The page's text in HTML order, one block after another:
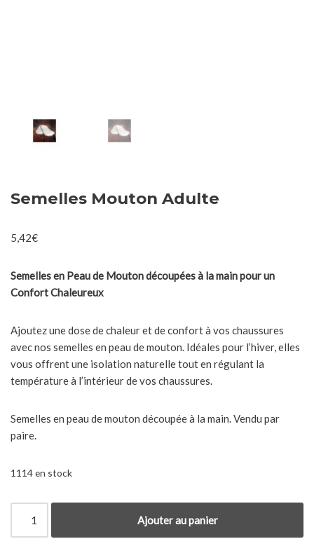
Semelles Mouton Adulte
5,42€
Semelles en Peau de Mouton découpées à la main pour un
Confort Chaleureux
Ajoutez une dose de chaleur et de confort à vos chaussures
avec nos semelles en peau de mouton. Idéales pour l’hiver, elles
vous offrent une isolation naturelle tout en régulant la
température à l’intérieur de vos chaussures.
Semelles en peau de mouton découpée à la main. Vendu par
paire.
1114 en stock
Ajouter au panier